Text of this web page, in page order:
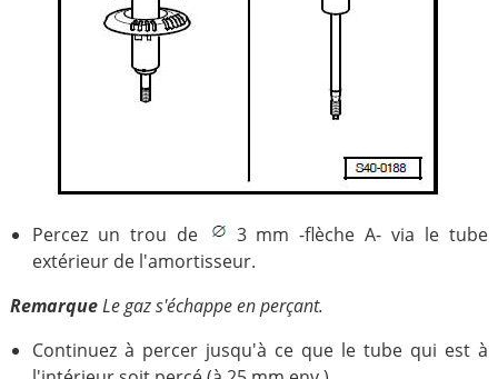
Percez un trou de
3 mm -flèche A- via le tube
extérieur de l'amortisseur.
RemarqueLe gaz s'échappe en perçant.
Continuez à percer jusqu'à ce que le tube qui est à